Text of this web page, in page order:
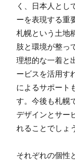
く、日本人とし
ーを表現する重
札幌という土地
肢と環境が整っ
理想的な一着と
ービスを活用す
によるサポート
す。今後も札幌
デザインとサー
れることでしょ
それぞれの個性